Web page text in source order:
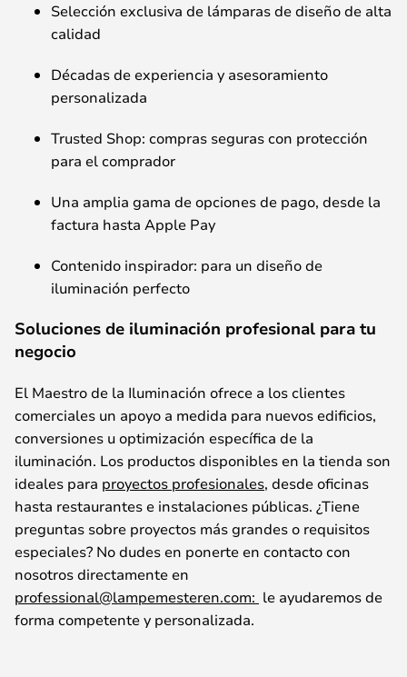
Selección exclusiva de lámparasdediseñode alta
calidad
Décadasdeexperiencia y asesoramiento
personalizada
Trusted Shop: compras segurascon protección
para elcomprador
Una amplia gama deopcionesde pago, desde la
factura hasta Apple Pay
Contenido inspirador: para un diseñode
iluminación perfecto
Soluciones de iluminación profesional para tu
negocio
El Maestro de la Iluminación ofrece a losclientes
comerciales un apoyo a medida para nuevosedificios,
conversiones uoptimización específica de la
iluminación. Los productosdisponibles en la tienda son
ideales para proyectos profesionales, desdeoficinas
hasta restaurantese instalaciones públicas. ¿Tiene
preguntas sobre proyectos másgrandeso requisitos
especiales? Nodudesen ponerteen contactocon
nosotrosdirectamenteen
professional@lampemesteren.com: le ayudaremosde
forma competentey personalizada.